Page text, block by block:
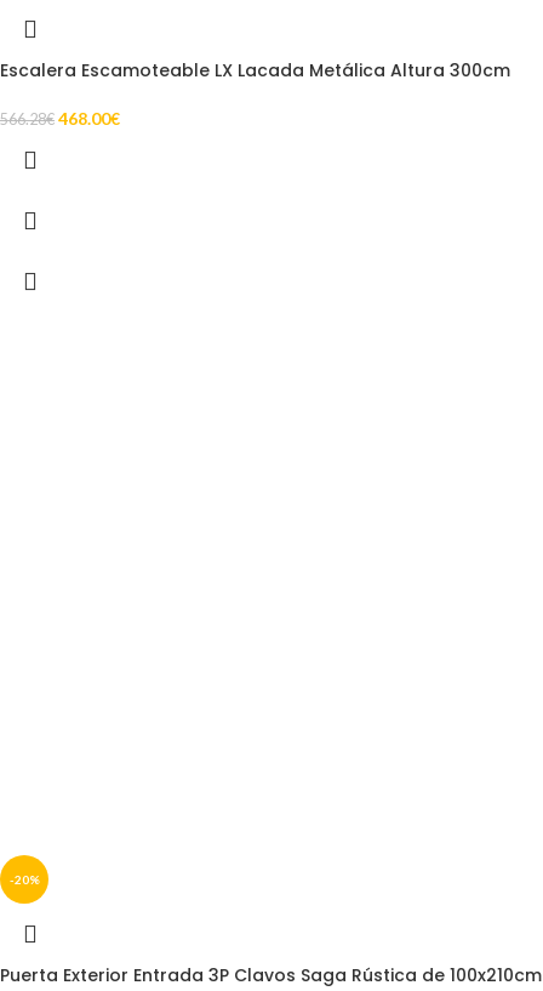
Escalera Escamoteable LX Lacada Metálica Altura 300cm
566.28€ 468.00€
-20%
Puerta Exterior Entrada 3P Clavos Saga Rústica de 100x210cm